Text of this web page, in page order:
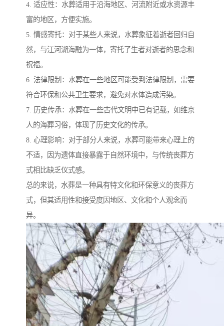
4. 适应性：水葬适用于沿海地区、河流附近或水资源丰
富的地区，方便实施。
5. 情感寄托：对于某些人来说，水葬象征着逝者回归自
然，与江河湖海融为一体，寄托了生者对逝者的思念和
祝福。
6. 法律限制：水葬在一些地区可能受到法律限制，需要
符合环保和公共卫生要求，避免对水体造成污染。
7. 历史传承：水葬在一些古代文明中已有记载，如维京
人的海葬习俗，体现了历史文化的传承。
8. 心理影响：对于部分人来说，水葬可能带来心理上的
不适，因为遗体直接暴露于自然环境中，与传统丧葬方
式相比缺乏仪式感。
总的来说，水葬是一种具有特文化和环保意义的丧葬方
式，但其适用性和接受度因地区、文化和个人观念而
异。